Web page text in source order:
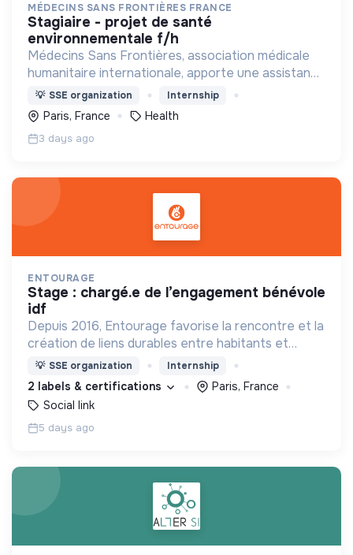
MÉDECINS SANS FRONTIÈRES FRANCE
stagiaire - projet de santé
environnementale f/h
Médecins Sans Frontières, association médicale
humanitaire internationale, apporte une assistance
médicale à des populations dont la vie est
menacée.
💡 SSE organization Internship
Paris, France Health
3 days ago
ENTOURAGE
stage : chargé.e de l’engagement bénévole
idf
Depuis 2016, Entourage favorise la rencontre et la
création de liens durables entre habitants et
personnes en précarité.
💡 SSE organization Internship
2 labels & certifications
Paris, France
Social link
5 days ago